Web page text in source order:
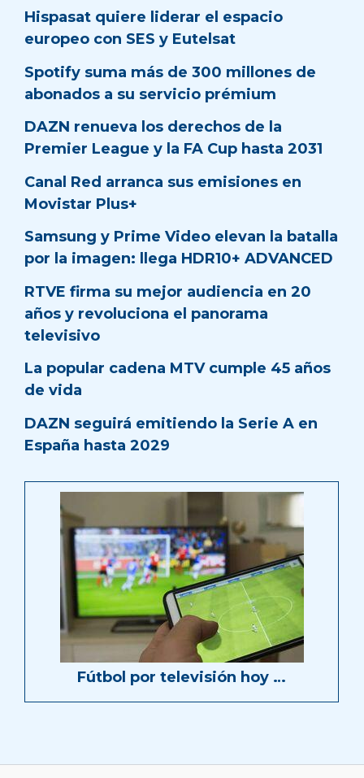
Hispasat quiere liderar el espacio
europeo con SES y Eutelsat
Spotify suma más de 300 millones de
abonados a su servicio prémium
DAZN renueva los derechos de la
Premier League y la FA Cup hasta 2031
Canal Red arranca sus emisiones en
Movistar Plus+
Samsung y Prime Video elevan la batalla
por la imagen: llega HDR10+ ADVANCED
RTVE firma su mejor audiencia en 20
años y revoluciona el panorama
televisivo
La popular cadena MTV cumple 45 años
de vida
DAZN seguirá emitiendo la Serie A en
España hasta 2029
Fútbol por televisión hoy …